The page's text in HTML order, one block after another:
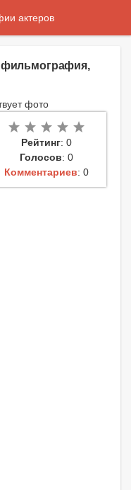
Рейтинг: 0
Голосов: 0
Комментариев: 0